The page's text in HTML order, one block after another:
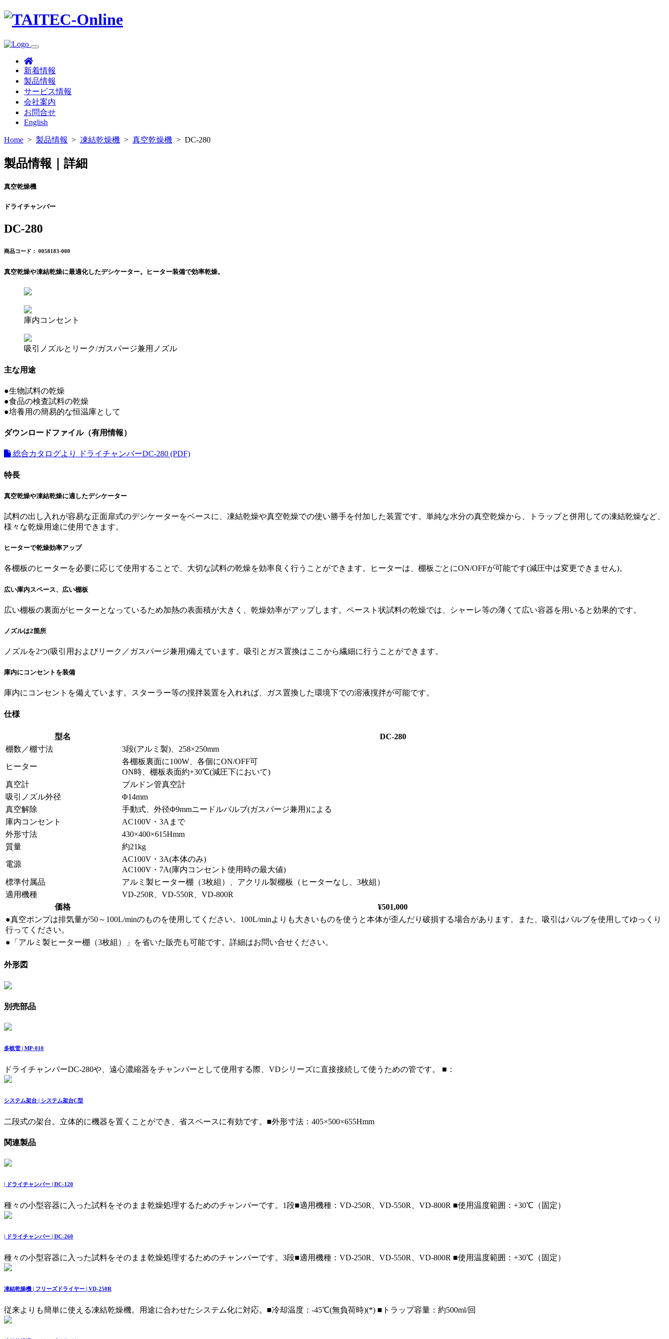
新着情報
製品情報
サービス情報
会社案内
お問合せ
English
Home > 製品情報 > 凍結乾燥機 > 真空乾燥機 > DC-280
製品情報｜詳細
真空乾燥機
ドライチャンバー
DC-280
商品コード： 0058183-000
真空乾燥や凍結乾燥に最適化したデシケーター。ヒーター装備で効率乾燥。
庫内コンセント
吸引ノズルとリーク/ガスパージ兼用ノズル
主な用途
●生物試料の乾燥
●食品の検査試料の乾燥
●培養用の簡易的な恒温庫として
ダウンロードファイル（有用情報）
総合カタログより ドライチャンバーDC-280 (PDF)
特長
真空乾燥や凍結乾燥に適したデシケーター
試料の出し入れが容易な正面扉式のデシケーターをベースに、凍結乾燥や真空乾燥での使い勝手を付加した装置です。単純な水分の真空乾燥から、トラップと併用しての凍結乾燥など、
様々な乾燥用途に使用できます。
ヒーターで乾燥効率アップ
各棚板のヒーターを必要に応じて使用することで、大切な試料の乾燥を効率良く行うことができます。ヒーターは、棚板ごとにON/OFFが可能です(減圧中は変更できません)。
広い庫内スペース、広い棚板
広い棚板の裏面がヒーターとなっているため加熱の表面積が大きく、乾燥効率がアップします。ペースト状試料の乾燥では、シャーレ等の薄くて広い容器を用いると効果的です。
ノズルは2箇所
ノズルを2つ(吸引用およびリーク／ガスパージ兼用)備えています。吸引とガス置換はここから繊細に行うことができます。
庫内にコンセントを装備
庫内にコンセントを備えています。スターラー等の撹拌装置を入れれば、ガス置換した環境下での溶液撹拌が可能です。
仕様
型名
DC-280
棚数／棚寸法
3段(アルミ製)、258×250mm
ヒーター
各棚板裏面に100W、各個にON/OFF可
ON時、棚板表面約+30℃(減圧下において)
真空計
ブルドン管真空計
吸引ノズル外径
Φ14mm
真空解除
手動式、外径Φ9mmニードルバルブ(ガスパージ兼用)による
庫内コンセント
AC100V・3Aまで
外形寸法
430×400×615Hmm
質量
約21kg
電源
AC100V・3A(本体のみ)
AC100V・7A(庫内コンセント使用時の最大値)
標準付属品
アルミ製ヒーター棚（3枚組）、アクリル製棚板（ヒーターなし、3枚組）
適用機種
VD-250R、VD-550R、VD-800R
価格
¥501,000
●真空ポンプは排気量が50～100L/minのものを使用してください。100L/minよりも大きいものを使うと本体が歪んだり破損する場合があります。また、吸引はバルブを使用してゆっくり
行ってください。
●「アルミ製ヒーター棚（3枚組）」を省いた販売も可能です。詳細はお問い合せください。
外形図
別売部品
多岐管 | MP-010
ドライチャンバーDC-280や、遠心濃縮器をチャンバーとして使用する際、VDシリーズに直接接続して使うための管です。 ■：
システム架台 | システム架台C型
二段式の架台。立体的に機器を置くことができ、省スペースに有効です。 ■外形寸法：405×500×655Hmm
関連製品
| ドライチャンバー | DC-120
種々の小型容器に入った試料をそのまま乾燥処理するためのチャンバーです。1段■適用機種：VD-250R、VD-550R、VD-800R ■使用温度範囲：+30℃（固定）
| ドライチャンバー | DC-260
種々の小型容器に入った試料をそのまま乾燥処理するためのチャンバーです。3段■適用機種：VD-250R、VD-550R、VD-800R ■使用温度範囲：+30℃（固定）
凍結乾燥機 | フリーズドライヤー | VD-250R
従来よりも簡単に使える凍結乾燥機。用途に合わせたシステム化に対応。 ■冷却温度：-45℃(無負荷時)(*) ■トラップ容量：約500ml/回